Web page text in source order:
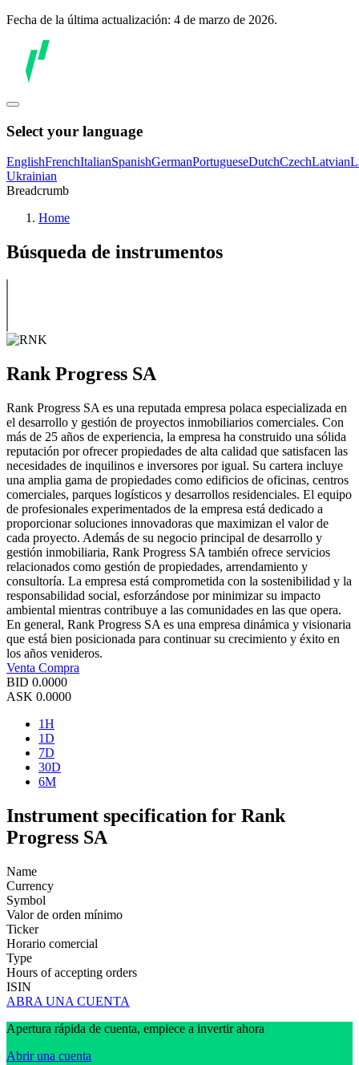
Fecha de la última actualización: 4 de marzo de 2026.
Select your language
EnglishFrenchItalianSpanishGermanPortugueseDutchCzechLatvian
Ukrainian
Breadcrumb
Home
Búsqueda de instrumentos
Rank Progress SA
Rank Progress SA es una reputada empresa polaca especializada en
el desarrollo y gestión de proyectos inmobiliarios comerciales. Con
más de 25 años de experiencia, la empresa ha construido una sólida
reputación por ofrecer propiedades de alta calidad que satisfacen las
necesidades de inquilinos e inversores por igual. Su cartera incluye
una amplia gama de propiedades como edificios de oficinas, centros
comerciales, parques logísticos y desarrollos residenciales. El equipo
de profesionales experimentados de la empresa está dedicado a
proporcionar soluciones innovadoras que maximizan el valor de
cada proyecto. Además de su negocio principal de desarrollo y
gestión inmobiliaria, Rank Progress SA también ofrece servicios
relacionados como gestión de propiedades, arrendamiento y
consultoría. La empresa está comprometida con la sostenibilidad y la
responsabilidad social, esforzándose por minimizar su impacto
ambiental mientras contribuye a las comunidades en las que opera.
En general, Rank Progress SA es una empresa dinámica y visionaria
que está bien posicionada para continuar su crecimiento y éxito en
los años venideros.
Venta Compra
BID 0.0000
ASK 0.0000
1H
1D
7D
30D
6M
Instrument specification for Rank
Progress SA
Name
Currency
Symbol
Valor de orden mínimo
Ticker
Horario comercial
Type
Hours of accepting orders
ISIN
ABRA UNA CUENTA
Apertura rápida de cuenta, empiece a invertir ahora
Abrir una cuenta